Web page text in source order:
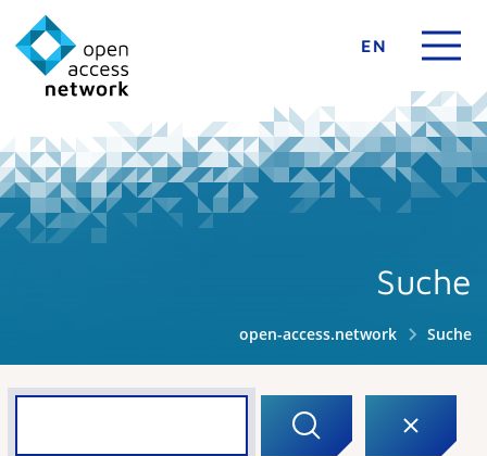
EN
Suche
open-access.network Suche